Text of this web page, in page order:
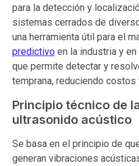
para la detección y
sistemas cerrados de
una herramienta útil para el
predictivo en la industria y
que permite detectar y
temprana, reduciendo
Principio técnico de
ultrasonido acústico
Se basa en el principio de
generan vibraciones